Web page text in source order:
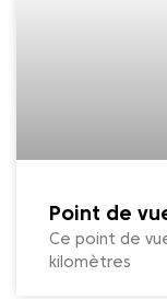
Point de
Ce point de
kilomètres